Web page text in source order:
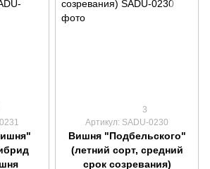
3
Артикул: SADU-0230
Вишня "Подбельского"
(летний сорт, средний
срок созревания)